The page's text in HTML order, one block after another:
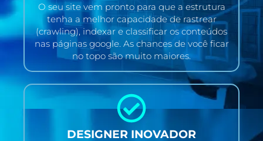
O seu site vem pronto para que a estrutura
tenha a melhor capacidade de rastrear
(crawling), indexar e classificar os conteúdos
nas páginas google. As chances de você ficar
no topo são muito maiores.
DESIGNER INOVADOR